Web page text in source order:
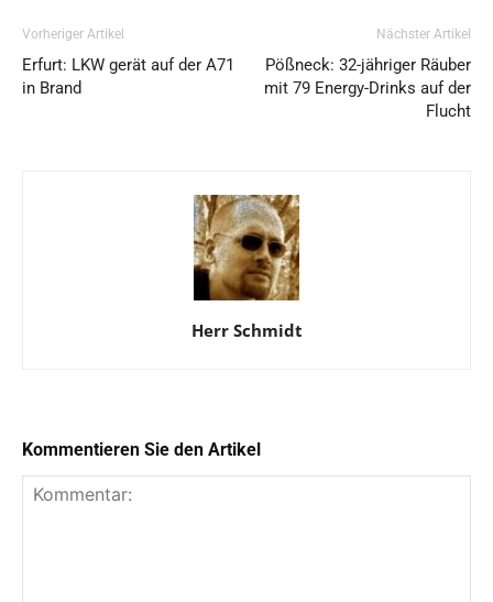
Vorheriger Artikel
Erfurt: LKW gerät auf der A71
in Brand
Nächster Artikel
Pößneck: 32-jähriger Räuber
mit 79 Energy-Drinks auf der
Flucht
Herr Schmidt
Kommentieren Sie den Artikel